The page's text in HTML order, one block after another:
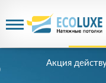
Акция